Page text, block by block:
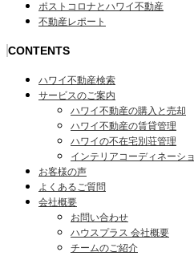
ポストコロナとハワイ不動産
不動産レポート
CONTENTS
ハワイ不動産検索
サービスのご案内
ハワイ不動産の購入と売却
ハワイ不動産の賃貸管理
ハワイの不在宅別荘管理
インテリアコーディネーシ
お客様の声
よくあるご質問
会社概要
お問い合わせ
ハウスプラス 会社概要
チームのご紹介